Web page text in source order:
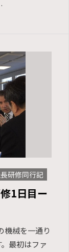
研修同行記
1日目ー
機械を一通り
最初はファ